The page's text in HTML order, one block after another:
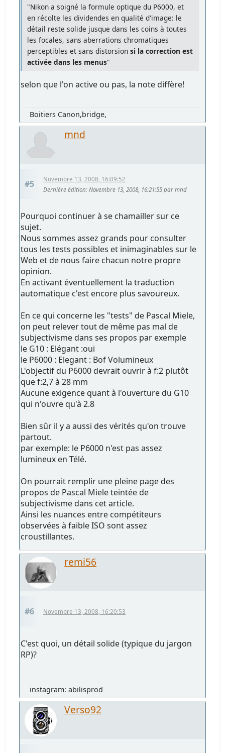
"Nikon a soigné la formule optique du P6000, et
en récolte les dividendes en qualité d'image: le
détail reste solide jusque dans les coins à toutes
les focales, sans aberrations chromatiques
perceptibles et sans distorsionsi la correction est
activée dans les menus"
selon que l'on active ou pas, la note diffère!
Boitiers Canon,bridge,
mnd
#5
Novembre 13, 2008, 16:09:52
Dernière édition: Novembre 13, 2008, 16:21:55 par mnd
Pourquoi continuer à se chamailler sur ce
sujet.
Nous sommes assez grands pour consulter
tous les tests possibles et inimaginables sur le
Web et de nous faire chacun notre propre
opinion.
En activant éventuellement la traduction
automatique c'est encore plus savoureux.
En ce qui concerne les "tests" de Pascal Miele,
on peut relever tout de même pas mal de
subjectivisme dans ses propos par exemple
le G10 : Elégant :oui
le P6000 : Elegant : Bof Volumineux
L'objectif du P6000 devrait ouvrir à f:2 plutôt
que f:2,7 à 28 mm
Aucune exigence quant à l'ouverture du G10
qui n'ouvre qu'à 2.8
Bien sûr il y a aussi des vérités qu'on trouve
partout.
par exemple: le P6000 n'est pas assez
lumineux en Télé.
On pourrait remplir une pleine page des
propos de Pascal Miele teintée de
subjectivisme dans cet article.
Ainsi les nuances entre compétiteurs
observées à faible ISO sont assez
croustillantes.
remi56
#6 Novembre 13, 2008, 16:20:53
C'est quoi, un détail solide (typique du jargon
RP)?
instagram: abilisprod
Verso92